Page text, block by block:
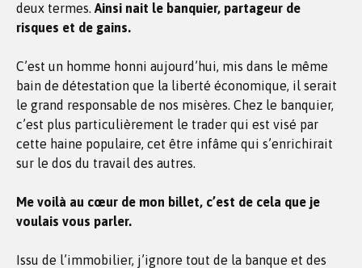
deux termes. Ainsi nait le banquier, partageur de
risques et de gains.
C’est un homme honni aujourd’hui, mis dans le même
bain de détestation que la liberté économique, il serait
le grand responsable de nos misères. Chez le banquier,
c’est plus particulièrement le trader qui est visé par
cette haine populaire, cet être infâme qui s’enrichirait
sur le dos du travail des autres.
Me voilà au cœur de mon billet, c’est de cela que je
voulais vous parler.
Issu de l’immobilier, j’ignore tout de la banque et des